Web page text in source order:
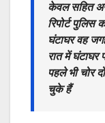
केवल सहित
रिपोर्ट पुलिस
घंटाघर वह
रात में घंटाघर
पहले भी चोर
चुके हैं